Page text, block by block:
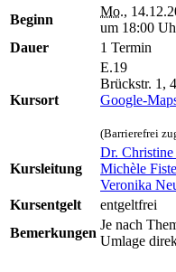
Beginn
Mo.,
um 18:00
Dauer
1 Termin
Kursort
E.19
Brückstr. 1,
Google-
(Barrierefrei
Kursleitung
Dr. Christine
Michèle
Veronika
Kursentgelt
entgeltfrei
Bemerkungen
Je nach
Umlage